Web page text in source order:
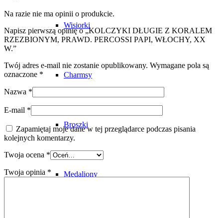
Wisiorki
Charmsy
Broszki
Medaliony
Na razie nie ma opinii o produkcie.
Napisz pierwszą opinię o „KOLCZYKI DŁUGIE Z KORALEM
RZEZBIONYM, PRAWD. PERCOSSI PAPI, WŁOCHY, XX
W.”
Twój adres e-mail nie zostanie opublikowany. Wymagane pola są
oznaczone *
Nazwa *
E-mail *
Zapamiętaj moje dane w tej przeglądarce podczas pisania
kolejnych komentarzy.
Twoja ocena *
Twoja opinia *